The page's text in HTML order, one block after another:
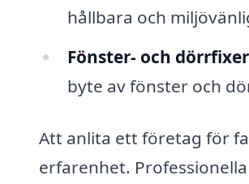
hållbara och
Fönster- och
byte av fönster och
Att anlita ett företag för
erfarenhet.